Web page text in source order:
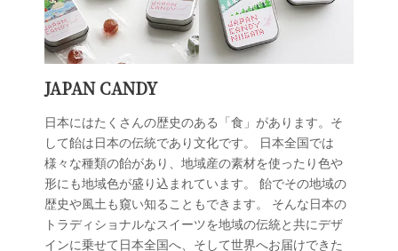
JAPAN CANDY
日本にはたくさんの歴史のある「食」があります。そ
して飴は日本の伝統であり文化です。 日本全国では
様々な種類の飴があり、地域産の素材を使ったり色や
形にも地域色が盛り込まれています。 飴でその地域の
歴史や風土も窺い知ることもできます。 そんな日本の
トラディショナルなスイーツを地域の伝統と共にデザ
インに乗せて日本全国へ、そして世界へお届けできた